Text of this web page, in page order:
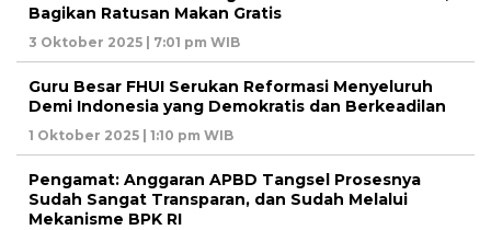
Bagikan Ratusan Makan Gratis
3 Oktober 2025 | 7:01 pm WIB
Guru Besar FHUI Serukan Reformasi Menyeluruh
Demi Indonesia yang Demokratis dan Berkeadilan
1 Oktober 2025 | 1:10 pm WIB
Pengamat: Anggaran APBD Tangsel Prosesnya
Sudah Sangat Transparan, dan Sudah Melalui
Mekanisme BPK RI